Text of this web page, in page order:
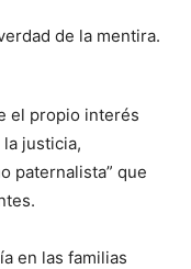
de la mentira.
el propio interés
justicia,
paternalista” que
en las familias